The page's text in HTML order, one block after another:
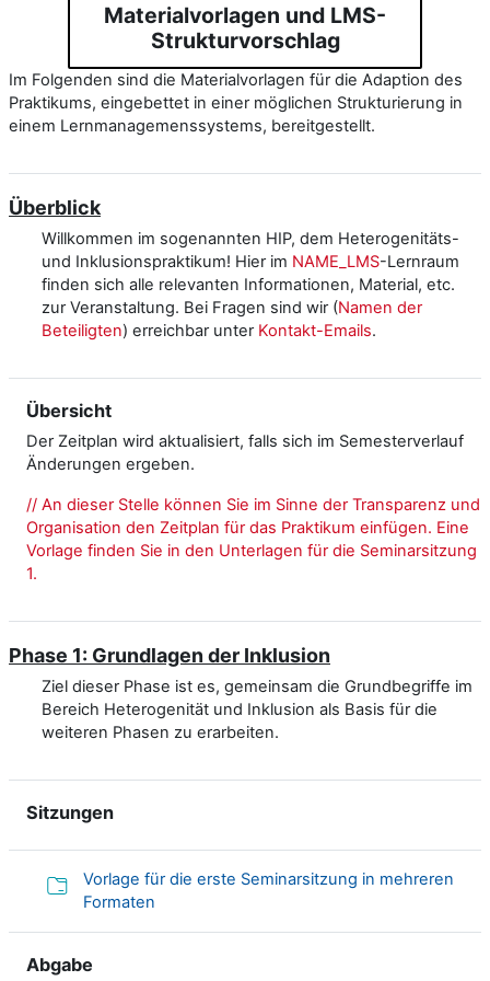
Materialvorlagen und LMS-
Strukturvorschlag
Im Folgenden sind die Materialvorlagen für die Adaption des
Praktikums, eingebettet in einer möglichen Strukturierung in
einem Lernmanagemenssystems, bereitgestellt.
Überblick
Willkommen im sogenannten HIP, dem Heterogenitäts-
und Inklusionspraktikum! Hier im NAME_LMS-Lernraum
finden sich alle relevanten Informationen, Material, etc.
zur Veranstaltung. Bei Fragen sind wir (Namen der
Beteiligten) erreichbar unter Kontakt-Emails.
Übersicht
Der Zeitplan wird aktualisiert, falls sich im Semesterverlauf
Änderungen ergeben.
// An dieser Stelle können Sie im Sinne der Transparenz und
Organisation den Zeitplan für das Praktikum einfügen. Eine
Vorlage finden Sie in den Unterlagen für die Seminarsitzung
1.
Phase 1: Grundlagen der Inklusion
Ziel dieser Phase ist es, gemeinsam die Grundbegriffe im
Bereich Heterogenität und Inklusion als Basis für die
weiteren Phasen zu erarbeiten.
Sitzungen
Vorlage für die erste Seminarsitzung in mehreren
Formaten
Abgabe